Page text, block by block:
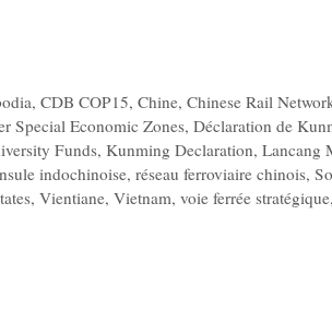
,CDB COP15,Chine,Chinese Rail
Special Economic Zones, Déclaration de
Funds, Kunming Declaration, Lancang
indochinoise, réseau ferroviaire chinois,
, Vientiane, Vietnam, voie ferrée stratégique,